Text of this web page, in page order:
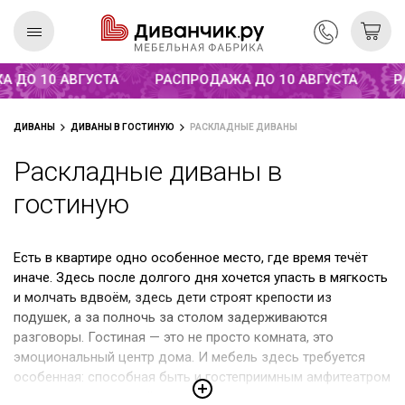
Распродажа до 10 августа
10 АВГУСТА
РАСПРОДАЖА ДО 10 АВГУСТА
ДИВАНЫ ДИВАНЫ В ГОСТИНУЮ РАСКЛАДНЫЕ ДИВАНЫ
Раскладные диваны в
гостиную
Есть в квартире одно особенное место, где время течёт
иначе. Здесь после долгого дня хочется упасть в мягкость
и молчать вдвоём, здесь дети строят крепости из
подушек, а за полночь за столом задерживаются
разговоры. Гостиная — это не просто комната, это
эмоциональный центр дома. И мебель здесь требуется
особенная: способная быть и гостеприимным амфитеатром
для шумных компаний, и тихой гаванью для уставшего
коллекция